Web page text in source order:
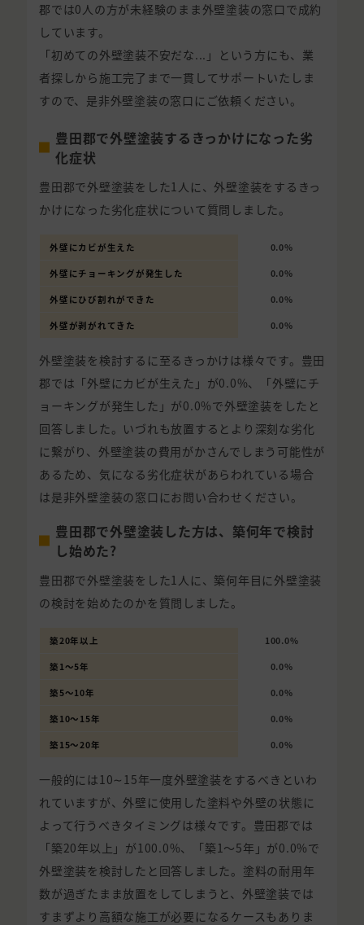
郡では0人の方が未経験のまま外壁塗装の窓口で成約
しています。
「初めての外壁塗装不安だな...」という方にも、業
者探しから施工完了まで一貫してサポートいたしま
すので、是非外壁塗装の窓口にご依頼ください。
豊田郡で外壁塗装するきっかけになった劣
化症状
豊田郡で外壁塗装をした1人に、外壁塗装をするきっ
かけになった劣化症状について質問しました。
外壁にカビが生えた 0.0%
外壁にチョーキングが発生した 0.0%
外壁にひび割れができた 0.0%
外壁が剥がれてきた 0.0%
外壁塗装を検討するに至るきっかけは様々です。豊田
郡では「外壁にカビが生えた」が0.0%、「外壁にチ
ョーキングが発生した」が0.0%で外壁塗装をしたと
回答しました。いづれも放置するとより深刻な劣化
に繋がり、外壁塗装の費用がかさんでしまう可能性が
あるため、気になる劣化症状があらわれている場合
は是非外壁塗装の窓口にお問い合わせください。
豊田郡で外壁塗装した方は、築何年で検討
し始めた?
豊田郡で外壁塗装をした1人に、築何年目に外壁塗装
の検討を始めたのかを質問しました。
築20年以上 100.0%
築1〜5年 0.0%
築5〜10年 0.0%
築10〜15年 0.0%
築15〜20年 0.0%
一般的には10∼15年一度外壁塗装をするべきといわ
れていますが、外壁に使用した塗料や外壁の状態に
よって行うべきタイミングは様々です。豊田郡では
「築20年以上」が100.0%、「築1〜5年」が0.0%で
外壁塗装を検討したと回答しました。塗料の耐用年
数が過ぎたまま放置をしてしまうと、外壁塗装では
すまずより高額な施工が必要になるケースもありま